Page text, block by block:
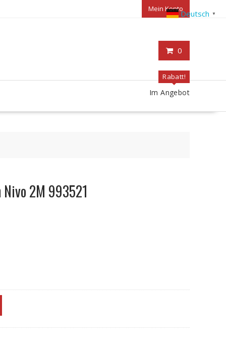
Mein Konto
0
Rabatt!
Im Angebot
2M 993521
Deutsch ▼